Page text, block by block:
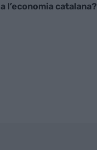
a l’economia catalana?